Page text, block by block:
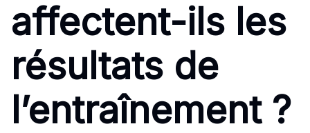
affectent-ils les
résultats de
l’entraînement ?